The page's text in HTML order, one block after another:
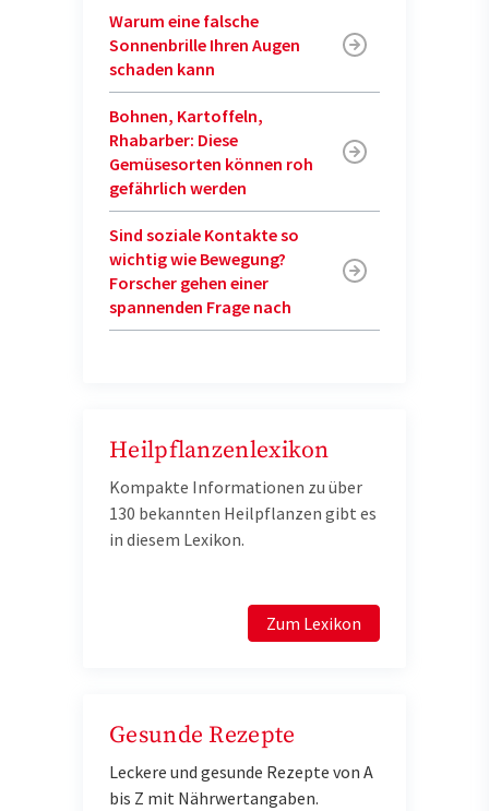
Warum eine falsche
Sonnenbrille Ihren Augen
schaden kann
Bohnen, Kartoffeln,
Rhabarber: Diese
Gemüsesorten können roh
gefährlich werden
Sind soziale Kontakte so
wichtig wie Bewegung?
Forscher gehen einer
spannenden Frage nach
Heilpflanzenlexikon
Kompakte Informationen zu über
130 bekannten Heilpflanzen gibt es
in diesem Lexikon.
Zum Lexikon
Gesunde Rezepte
Leckere und gesunde Rezepte von A
bis Z mit Nährwertangaben.